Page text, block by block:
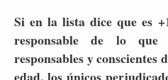
Si en la lista dice que es
responsable de lo
responsables y conscientes